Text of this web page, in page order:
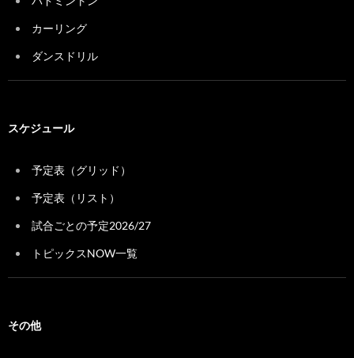
カーリング
ダンスドリル
スケジュール
予定表（グリッド）
予定表（リスト）
試合ごとの予定2026/27
トピックスNOW一覧
その他